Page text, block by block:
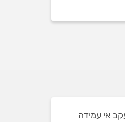
עקב אי עמידה